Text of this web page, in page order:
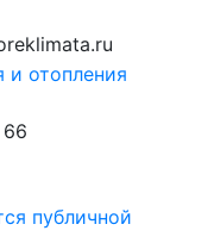
66
публичной